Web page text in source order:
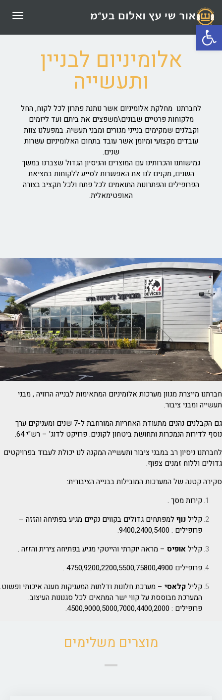
פתח סרגל נגישות
אלומיניום לבניין
ותעשייה
לחברתנו מחלקת אלומיניום אשר נותנת פתרון לכל לקוח, החל
מלקוחות פרטיים שבונים\משפצים את ביתם ועד ליזמים
וקבלנים שמקימים בנייני מגורים ומבני תעשיה. במפעלנו צוות
עובדים מקצועי ומיומן אשר עובד בתחום האלומיניום עשרות
שנים.
גמישותנו והכרותינו עם המוצרים והניסיון הגדול שצברנו במשך
השנים, מקנים לנו את האפשרות לסייע ללקוחות במציאת
הפרופילים והפתרונות התואמים לכל פתח ולכל תקציב בצורה
האופטימאלית.
חברתנו מייצרת מגוון מערכות אלומיניום המתאימות לבנייה הרוויה , מבני
תעשייה ומבני ציבור.
גם הקבלנים נהנים מתעודת האחריות המורחבת ל-7 שנים ומעניקים ערך
נוסף לדירות הנמכרות ותחושת ביטחון לקונים. פרויקט לדוג' – רש"י 64.
לחברתנו ניסיון רב במבני ציבור ותעשייה המקנה לנו יכולת לעבוד בפרויקטים
גדולים וללוח זמנים צפוף.
סקירה קטנה של המערכות המובילות בבנייה הציבורית:
קירות מסך .
קלילנוףלמפתחים גדולים בקווים נקיים מגיע בפתיחה והזזה –
פרופילים : 9400,2400,5400.
קלילאופיס – מראה יוקרתי והייטקי מגיע בפתיחה צירית והזזה .
פרופילים 4750,9200,2200,5500,75800,4900 .
קלילקלאסי – מערכת חלונות ודלתות המעניקות מענה איכותי ופשוט.
המערכת מבוססת על קווי ישר המתאים לכל סגנונות העיצוב.
פרופילים : 4500,9000,5000,7000,4400,2000.
מוצרים משלימים